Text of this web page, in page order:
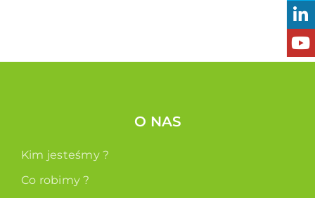
O NAS
Kim jesteśmy ?
Co robimy ?